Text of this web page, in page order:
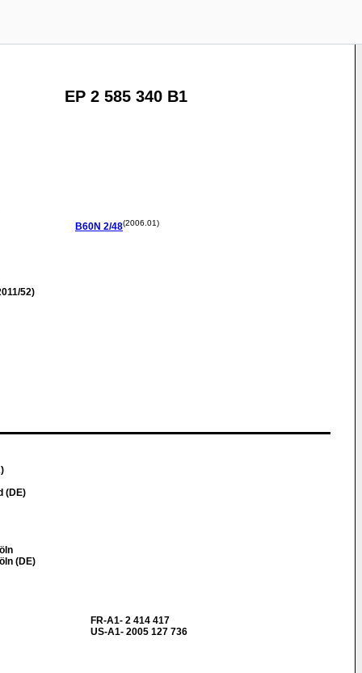
EP 2 585 340 B1
B60N 2/48(2006.01)
52)
(DE)
(DE)
FR-A1- 2 414 417
US-A1- 2005 127 736